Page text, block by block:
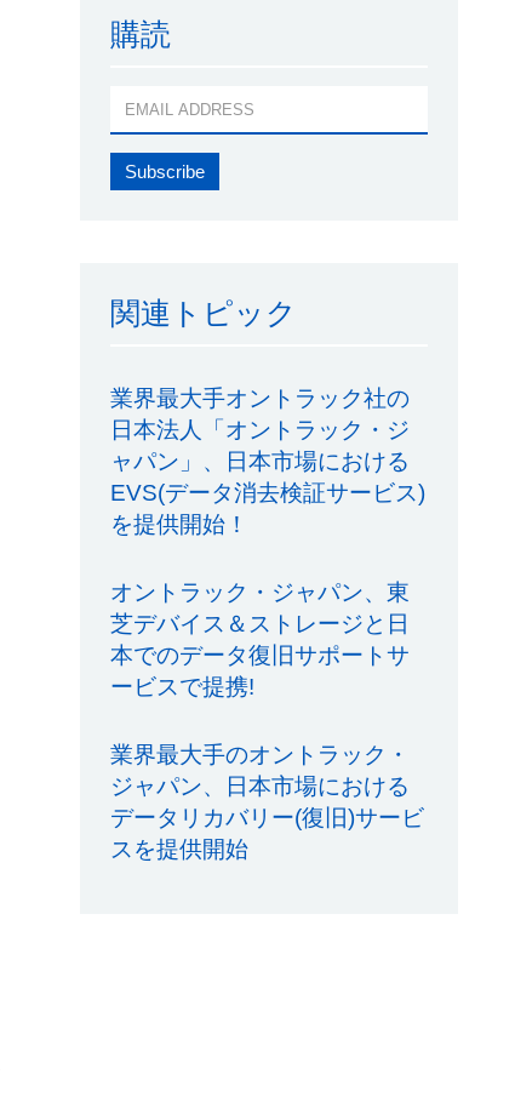
購読
関連トピック
業界最大手オントラック社の
日本法人「オントラック・ジ
ャパン」、日本市場における
EVS(データ消去検証サービス)
を提供開始！
オントラック・ジャパン、東
芝デバイス＆ストレージと日
本でのデータ復旧サポートサ
ービスで提携!
業界最大手のオントラック・
ジャパン、日本市場における
データリカバリー(復旧)サービ
スを提供開始